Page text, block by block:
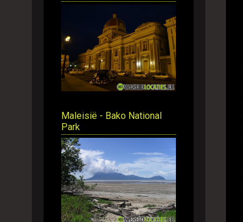
Maleisië - Bako National
Park